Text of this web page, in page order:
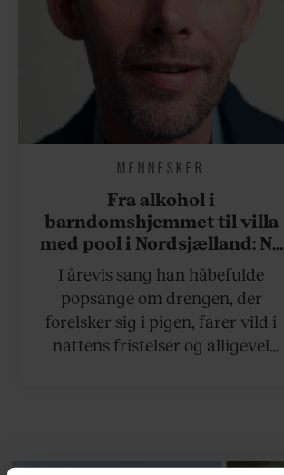
MENNESKER
Fra alkohol i
barndomshjemmet til villa
med pool i Nordsjælland: Nu
skal du høre sandheden om
Rasmus Seebach
I årevis sang han håbefulde
popsange om drengen, der
forelsker sig i pigen, farer vild i
nattens fristelser og alligevel
blevet voksen. Her indtager